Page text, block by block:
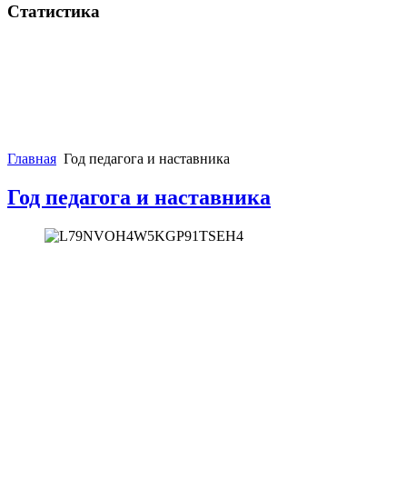
Статистика
Главная Год педагога и наставника
Год педагога и наставника